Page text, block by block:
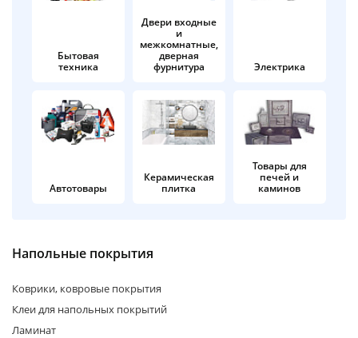
Бытовая
техника
Двери входные
и
межкомнатные,
дверная
фурнитура
Электрика
Автотовары
Керамическая
плитка
Товары для
печей и
каминов
Напольные покрытия
Коврики, ковровые покрытия
Клеи для напольных покрытий
Ламинат
раз в 2
недели
Остались вопросы?
8 800 302-02-51
plait.ru